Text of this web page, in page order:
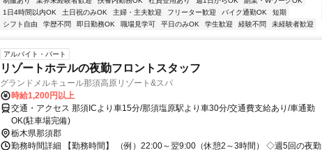
1日4時間以内OK
土日祝のみOK 主婦・主夫歓迎 フリーター歓迎 バイク通勤OK
短期
シフト自由
学歴不問 即日勤務OK 職場見学可 平日のみOK 学生歓迎 経験不問 未経験者歓迎
アルバイト・パート
リゾートホテルの夜勤フロントスタッフ
グランドメルキュール那須高原リゾート&スパ
時給1,200円以上
交通・アクセス 那須ICより車15分/那須塩原駅より車30分/交通費支給あり/車通勤
OK(駐車場完備)
栃木県那須郡
勤務時間詳細 【勤務時間】 （例）22:00～翌9:00（休憩2～3時間） ◇週5回の夜勤